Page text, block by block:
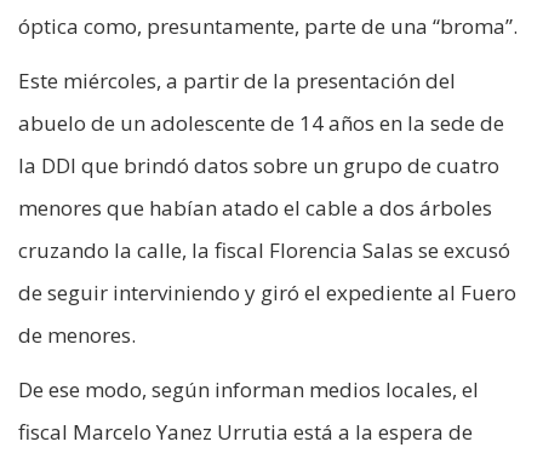
óptica como, presuntamente, parte de una “broma”.
Este miércoles, a partir de la presentación del
abuelo de un adolescente de 14 años en la sede de
la DDI que brindó datos sobre un grupo de cuatro
menores que habían atado el cable a dos árboles
cruzando la calle, la fiscal Florencia Salas se excusó
de seguir interviniendo y giró el expediente al Fuero
de menores.
De ese modo, según informan medios locales, el
fiscal Marcelo Yanez Urrutia está a la espera de